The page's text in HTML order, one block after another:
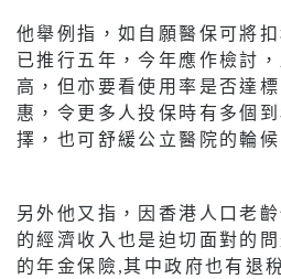
他舉例指，如自願醫保可將
已推行五年，今年應作檢討
高，但亦要看使用率是否達
惠，令更多人投保時有多個
擇，也可舒緩公立醫院的輪候
另外他又指，因香港人口老
的經濟收入也是迫切面對的
的年金保險,其中政府也有退